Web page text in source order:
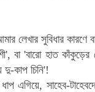
সুবিধার কারণে
বা 'বারো হাত
দু-কাপ চিনি'!
এগিয়ে, সাহেব-